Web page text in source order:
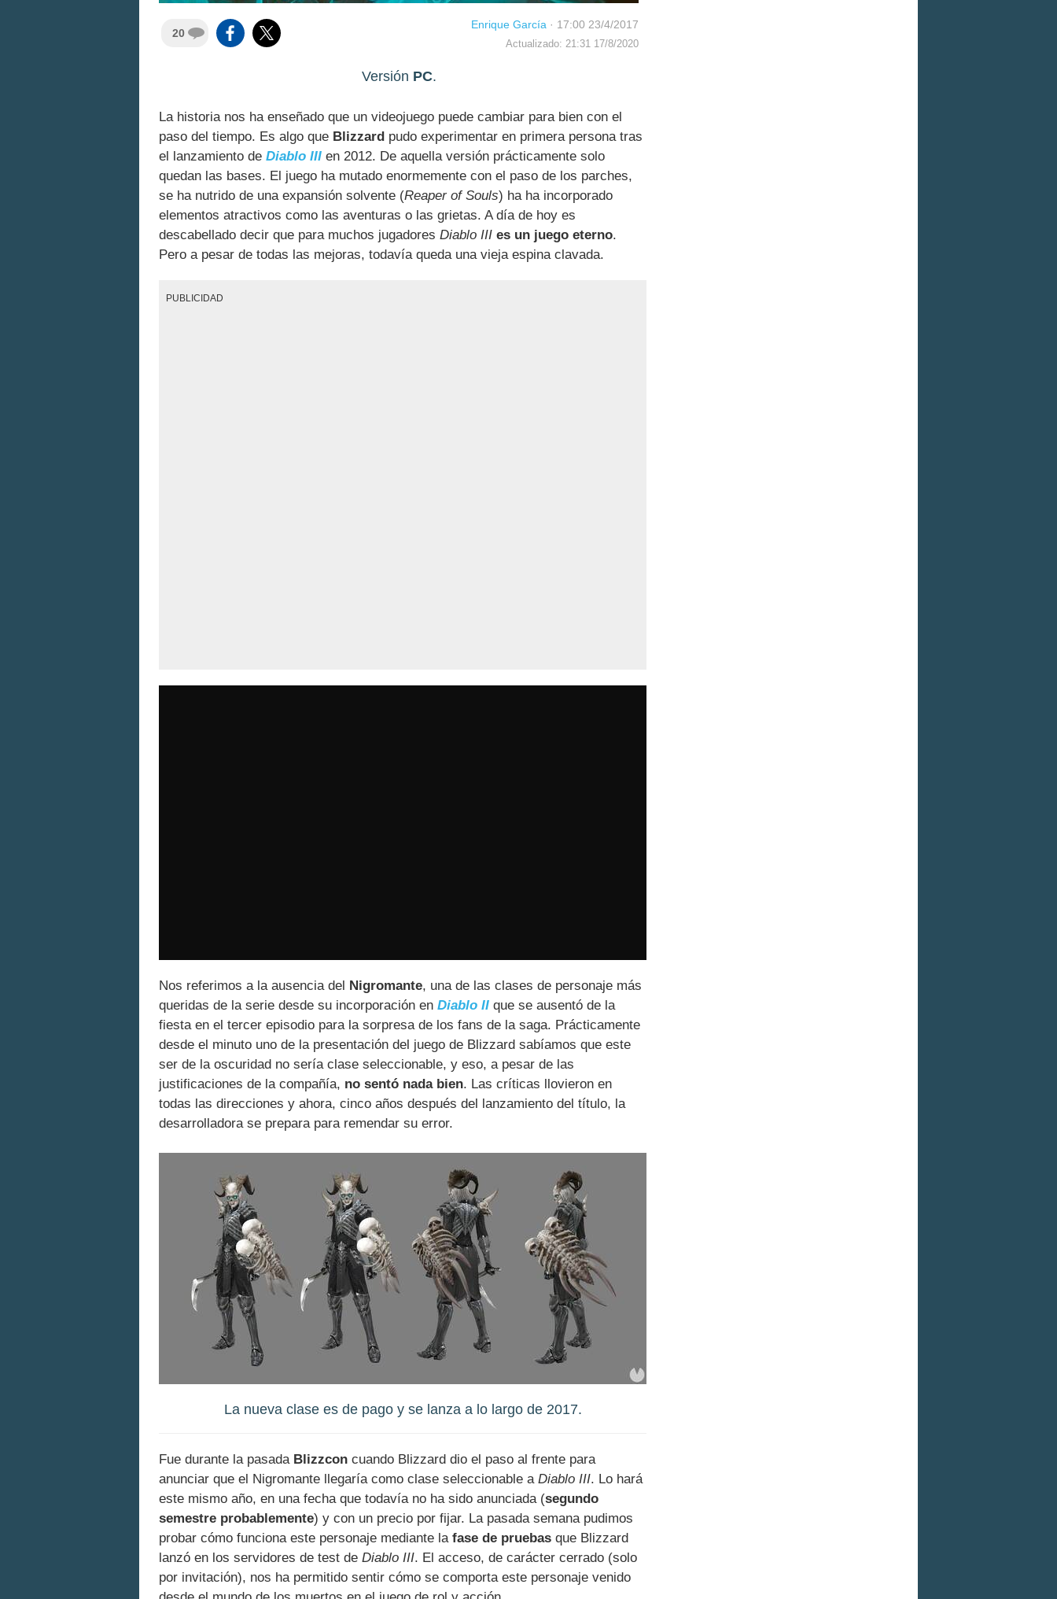
20
Enrique García · 17:00 23/4/2017
Actualizado: 21:31 17/8/2020
Versión PC.
La historia nos ha enseñado que un videojuego puede cambiar para bien con el
paso del tiempo. Es algo que Blizzard pudo experimentar en primera persona tras
el lanzamiento de Diablo III en 2012. De aquella versión prácticamente solo
quedan las bases. El juego ha mutado enormemente con el paso de los parches,
se ha nutrido de una expansión solvente (Reaper of Souls) ha ha incorporado
elementos atractivos como las aventuras o las grietas. A día de hoy es
descabellado decir que para muchos jugadores Diablo III es un juego eterno.
Pero a pesar de todas las mejoras, todavía queda una vieja espina clavada.
PUBLICIDAD
Nos referimos a la ausencia del Nigromante, una de las clases de personaje más
queridas de la serie desde su incorporación en Diablo II que se ausentó de la
fiesta en el tercer episodio para la sorpresa de los fans de la saga. Prácticamente
desde el minuto uno de la presentación del juego de Blizzard sabíamos que este
ser de la oscuridad no sería clase seleccionable, y eso, a pesar de las
justificaciones de la compañía, no sentó nada bien. Las críticas llovieron en
todas las direcciones y ahora, cinco años después del lanzamiento del título, la
desarrolladora se prepara para remendar su error.
La nueva clase es de pago y se lanza a lo largo de 2017.
Fue durante la pasada Blizzcon cuando Blizzard dio el paso al frente para
anunciar que el Nigromante llegaría como clase seleccionable a Diablo III. Lo hará
este mismo año, en una fecha que todavía no ha sido anunciada (segundo
semestre probablemente) y con un precio por fijar. La pasada semana pudimos
probar cómo funciona este personaje mediante la fase de pruebas que Blizzard
lanzó en los servidores de test de Diablo III. El acceso, de carácter cerrado (solo
por invitación), nos ha permitido sentir cómo se comporta este personaje venido